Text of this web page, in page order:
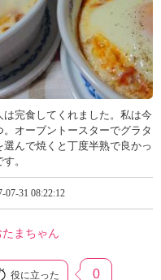
は完食してくれました。私は今
。オーブントースターでグラタ
選んで焼くと丁度半熟で良かっ
。
07-31 08:22:12
たまちゃん
役に立った 0